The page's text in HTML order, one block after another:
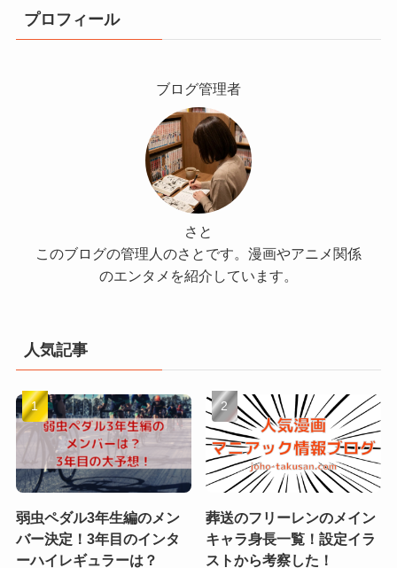
プロフィール
ブログ管理者
さと
このブログの管理人のさとです。漫画やアニメ関係
のエンタメを紹介しています。
人気記事
弱虫ペダル3年生編のメン
バー決定！3年目のインタ
ーハイレギュラーは？
葬送のフリーレンのメイン
キャラ身長一覧！設定イラ
ストから考察した！